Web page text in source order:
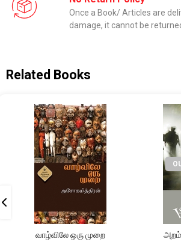
Once a Book/ Articles are
damage, it cannot be
Related Books
வாழ்விலே ஒரு முறை